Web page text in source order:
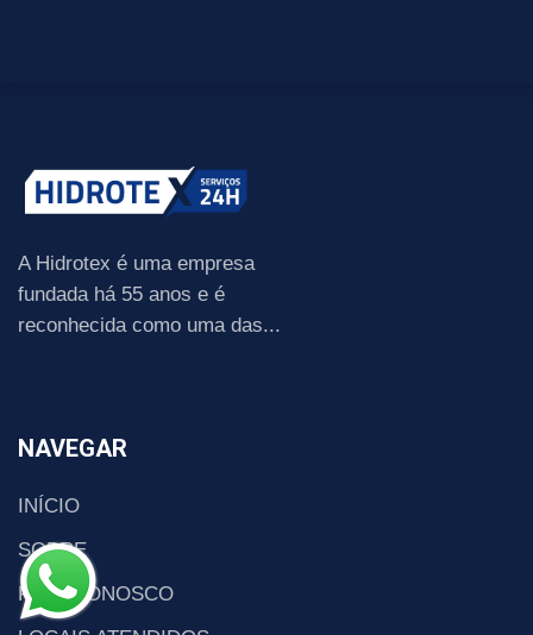
A Hidrotex é uma empresa
fundada há 55 anos e é
reconhecida como uma das...
NAVEGAR
INÍCIO
SOBRE
FALE CONOSCO